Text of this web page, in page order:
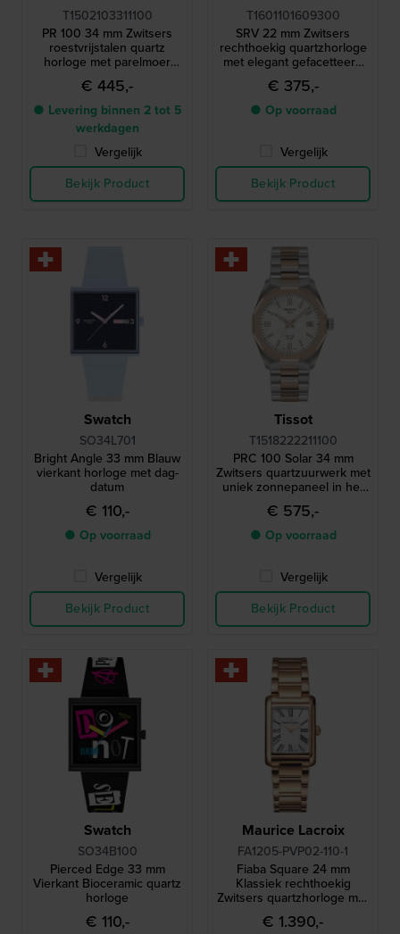
T1502103311100
PR 100 34 mm Zwitsers
roestvrijstalen quartz
horloge met parelmoer
wijzerplaat
€ 445,-
● Levering binnen 2 tot 5
werkdagen
Vergelijk
Bekijk Product
T1601101609300
SRV 22 mm Zwitsers
rechthoekig quartzhorloge
met elegant gefacetteerd
saffierglas
€ 375,-
● Op voorraad
Vergelijk
Bekijk Product
Swatch
SO34L701
Bright Angle 33 mm Blauw
vierkant horloge met dag-
datum
€ 110,-
● Op voorraad
Vergelijk
Bekijk Product
Tissot
T1518222211100
PRC 100 Solar 34 mm
Zwitsers quartzuurwerk met
uniek zonnepaneel in het
glas
€ 575,-
● Op voorraad
Vergelijk
Bekijk Product
Swatch
SO34B100
Pierced Edge 33 mm
Vierkant Bioceramic quartz
horloge
€ 110,-
Maurice Lacroix
FA1205-PVP02-110-1
Fiaba Square 24 mm
Klassiek rechthoekig
Zwitsers quartzhorloge met
Romeinse indexen
€ 1.390,-